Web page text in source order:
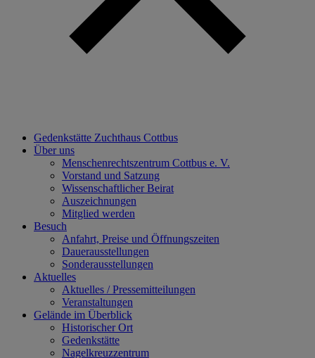
Gedenkstätte Zuchthaus Cottbus
Über uns
Menschenrechtszentrum Cottbus e. V.
Vorstand und Satzung
Wissenschaftlicher Beirat
Auszeichnungen
Mitglied werden
Besuch
Anfahrt, Preise und Öffnungszeiten
Dauerausstellungen
Sonderausstellungen
Aktuelles
Aktuelles / Pressemitteilungen
Veranstaltungen
Gelände im Überblick
Historischer Ort
Gedenkstätte
Nagelkreuzzentrum